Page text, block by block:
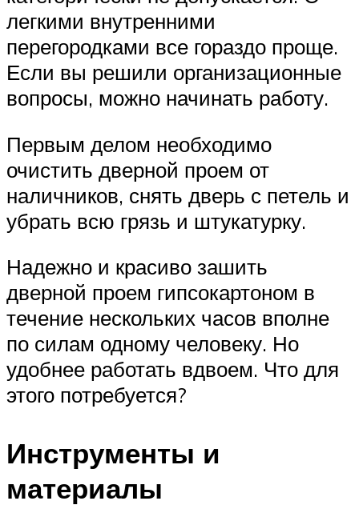
легкими внутренними
перегородками все гораздо проще.
Если вы решили организационные
вопросы, можно начинать работу.
Первым делом необходимо
очистить дверной проем от
наличников, снять дверь с петель и
убрать всю грязь и штукатурку.
Надежно и красиво зашить
дверной проем гипсокартоном в
течение нескольких часов вполне
по силам одному человеку. Но
удобнее работать вдвоем. Что для
этого потребуется?
Инструменты и
материалы